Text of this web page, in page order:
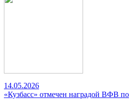
14.05.2026
«Кузбасс» отмечен наградой ВФВ